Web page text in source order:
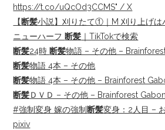
https://t.co/uQcOd3CCMS" / X
【 断髪小説】刈りたて①｜M 刈り上げは
ニューハーフ 断髪 ｜TikTokで検索
断髪24時 断髪物語 – その他 –
断髪物語 4本 – その他
断髪物語 4本 – その他 – Brainforest
断髪ＤＶＤ – その他 – Brainforest Gabon
#強制変身 嫁の強制 断髪変身：2人目 –
pixiv